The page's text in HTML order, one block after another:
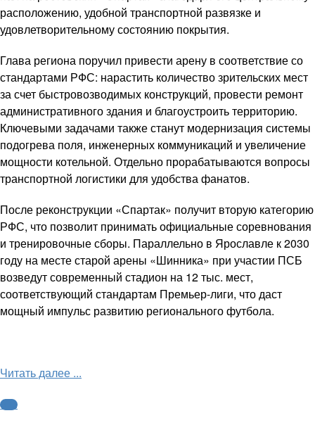
расположению, удобной транспортной развязке и
удовлетворительному состоянию покрытия.
Глава региона поручил привести арену в соответствие со
стандартами РФС: нарастить количество зрительских мест
за счет быстровозводимых конструкций, провести ремонт
административного здания и благоустроить территорию.
Ключевыми задачами также станут модернизация системы
подогрева поля, инженерных коммуникаций и увеличение
мощности котельной. Отдельно прорабатываются вопросы
транспортной логистики для удобства фанатов.
После реконструкции «Спартак» получит вторую категорию
РФС, что позволит принимать официальные соревнования
и тренировочные сборы. Параллельно в Ярославле к 2030
году на месте старой арены «Шинника» при участии ПСБ
возведут современный стадион на 12 тыс. мест,
соответствующий стандартам Премьер-лиги, что даст
мощный импульс развитию регионального футбола.
Читать далее ...
ФНЛ